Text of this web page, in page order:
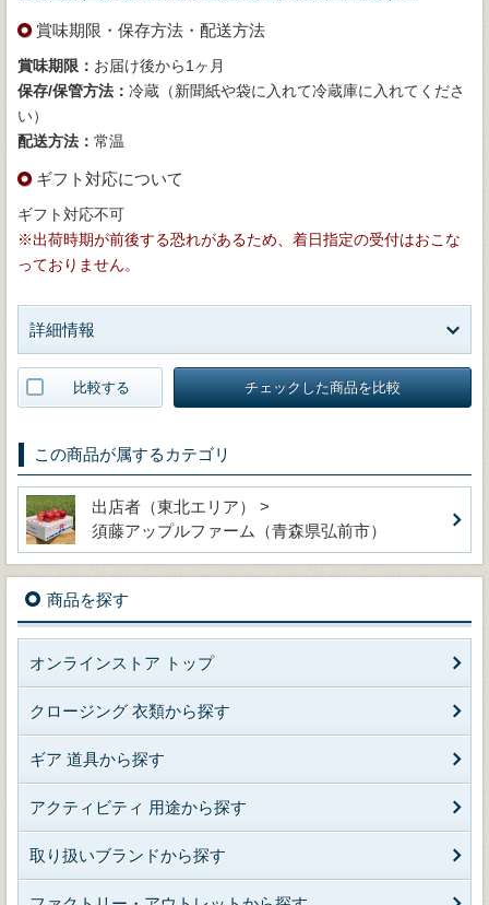
賞味期限・保存方法・配送方法
賞味期限： お届け後から1ヶ月
保存/保管方法： 冷蔵（新聞紙や袋に入れて冷蔵庫に入れてくださ
い）
配送方法： 常温
ギフト対応について
ギフト対応不可
※出荷時期が前後する恐れがあるため、着日指定の受付はおこな
っておりません。
詳細情報
比較する チェックした商品を比較
この商品が属するカテゴリ
出店者（東北エリア） >
須藤アップルファーム（青森県弘前市）
商品を探す
オンラインストア トップ
クロージング 衣類から探す
ギア 道具から探す
アクティビティ 用途から探す
取り扱いブランドから探す